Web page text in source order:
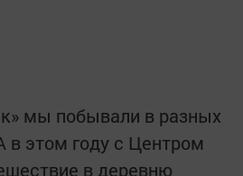
мы побывали в разных
в этом году с Центром
в деревню